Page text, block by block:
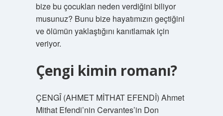
bize bu çocukları neden verdiğini biliyor
musunuz? Bunu bize hayatımızın geçtiğini
ve ölümün yaklaştığını kanıtlamak için
veriyor.
Çengi kimin romanı?
ÇENGÎ (AHMET MİTHAT EFENDİ) Ahmet
Mithat Efendi’nin Cervantes’in Don